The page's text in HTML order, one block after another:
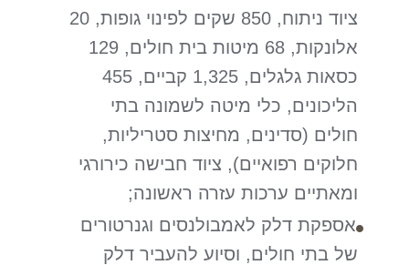
ציוד ניתוח, 850 שקים לפינוי גופות, 20
אלונקות, 68 מיטות בית חולים, 129
כסאות גלגלים, 1,325 קביים, 455
הליכונים, כלי מיטה לשמונה בתי
חולים (סדינים, מחיצות סטריליות,
חלוקים רפואיים), ציוד חבישה כירורגי
ומאתיים ערכות עזרה ראשונה;
אספקת דלק לאמבולנסים וגנרטורים
של בתי חולים, וסיוע להעביר דלק